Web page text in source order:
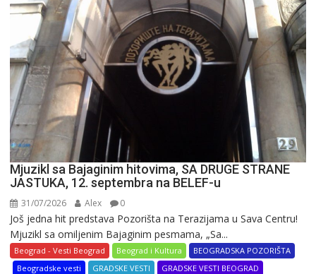
reklama
u
varoši
Mjuzikl sa Bajaginim hitovima, SA DRUGE STRANE
JASTUKA, 12. septembra na BELEF-u
31/07/2026 Alex 0
Još jedna hit predstava Pozorišta na Terazijama u Sava Centru!
Mjuzikl sa omiljenim Bajaginim pesmama, „Sa...
Beograd - Vesti Beograd Beograd i Kultura
BEOGRADSKA POZORIŠTA
Beogradske vesti
GRADSKE VESTI GRADSKE VESTI BEOGRAD